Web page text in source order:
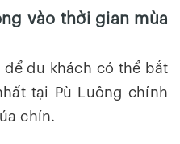
vào thời gian mùa
để du khách có thể bắt
tại Pù Luông chính
chín.